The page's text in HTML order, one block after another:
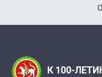
К 100-